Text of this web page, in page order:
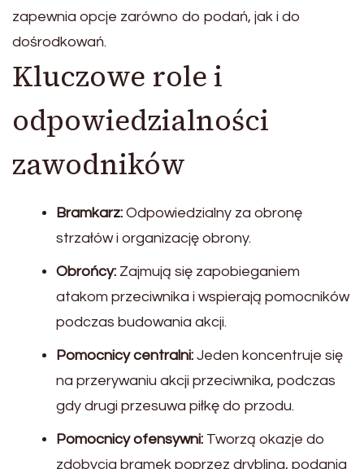
zapewnia opcje zarówno do podań, jak i do
dośrodkowań.
Kluczowe role i
odpowiedzialności
zawodników
Bramkarz: Odpowiedzialny za obronę
strzałów i organizację obrony.
Obrońcy: Zajmują się zapobieganiem
atakom przeciwnika i wspierają pomocników
podczas budowania akcji.
Pomocnicy centralni: Jeden koncentruje się
na przerywaniu akcji przeciwnika, podczas
gdy drugi przesuwa piłkę do przodu.
Pomocnicy ofensywni: Tworzą okazje do
zdobycia bramek poprzez drybling, podania